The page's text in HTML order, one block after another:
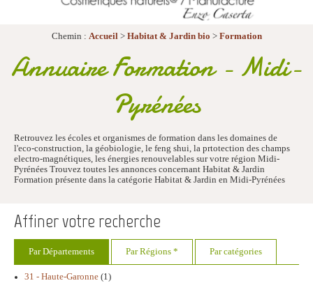
Chemin : Accueil> Habitat & Jardin bio > Formation
Annuaire Formation - Midi-
Pyrénées
Retrouvez les écoles et organismes de formation dans les domaines de
l'eco-construction, la géobiologie, le feng shui, la prtotection des champs
electro-magnétiques, les énergies renouvelables sur votre région Midi-
Pyrénées Trouvez toutes les annonces concernant Habitat & Jardin
Formation présente dans la catégorie Habitat & Jardin en Midi-Pyrénées
Affiner votre recherche
Par Départements Par Régions * Par catégories
31 - Haute-Garonne (1)